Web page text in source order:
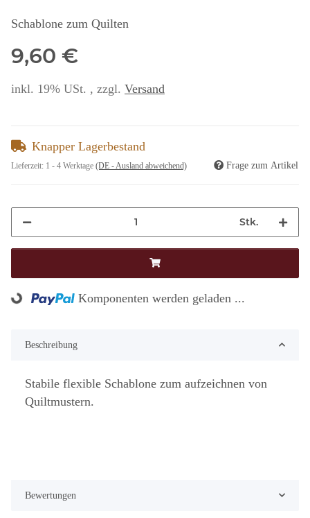
Schablone zum Quilten
9,60 €
inkl. 19% USt. , zzgl. Versand
Knapper Lagerbestand
Lieferzeit: 1 - 4 Werktage (DE - Ausland abweichend) Frage zum Artikel
Stk.
Loading... Komponenten werden geladen ...
Beschreibung
Stabile flexible Schablone zum aufzeichnen von
Quiltmustern.
Bewertungen